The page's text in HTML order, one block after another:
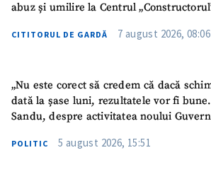
abuz și umilire la Centrul
CITITORUL DE GARDĂ 7 august 2026, 08:06
„Nu este corect să credem că dacă
dată la șase luni, rezultatele vor fi
Sandu, despre activitatea noului Guvern
POLITIC 5 august 2026, 15:51